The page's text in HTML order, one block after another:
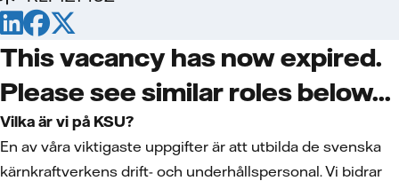
This vacancy has now expired.
Please see similar roles below...
Vilka är vi på KSU?
En av våra viktigaste uppgifter är att utbilda de svenska
kärnkraftverkens drift- och underhållspersonal. Vi bidrar